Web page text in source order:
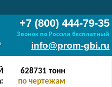
+7 (800) 444-79-35
Звонок по России бесплатный
info@prom-gbi.ru
628731 тонн
по чертежам